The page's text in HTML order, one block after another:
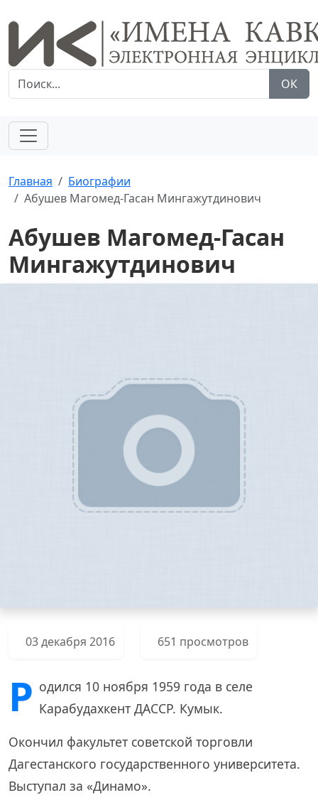
ОК
Главная
Биографии
Абушев Магомед-Гасан Мингажутдинович
Абушев Магомед-Гасан
Мингажутдинович
03 декабря 2016 651 просмотров
Р одился 10 ноября 1959 года в селе
Карабудахкент ДАССР. Кумык.
Окончил факультет советской торговли
Дагестанского государственного университета.
Выступал за «Динамо».